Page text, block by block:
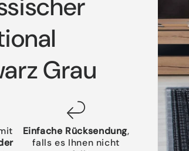
springen
Grau
Einfache Rücksendung,
falls es Ihnen nicht